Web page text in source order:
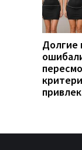
Долгие